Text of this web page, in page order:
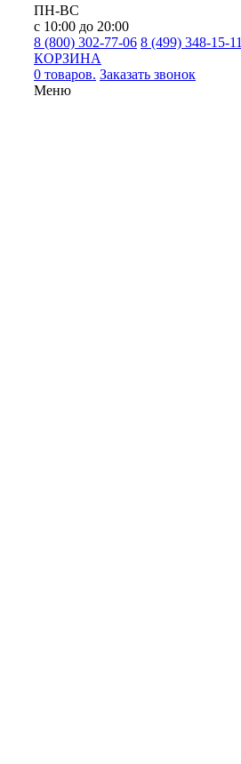
ПН-ВС
с 10:00 до 20:00
8 (800) 302-77-06 8 (499) 348-15-11
КОРЗИНА
0 товаров. Заказать звонок
Меню